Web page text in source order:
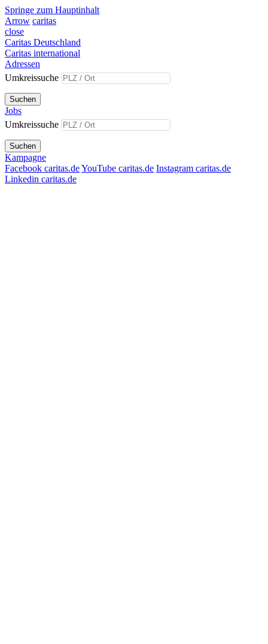
Springe zum Hauptinhalt
Arrow caritas
close
Caritas Deutschland
Caritas international
Adressen
Umkreissuche
Suchen
Jobs
Umkreissuche
Suchen
Kampagne
Facebook caritas.deYouTube caritas.de Instagram caritas.de
Linkedin caritas.de